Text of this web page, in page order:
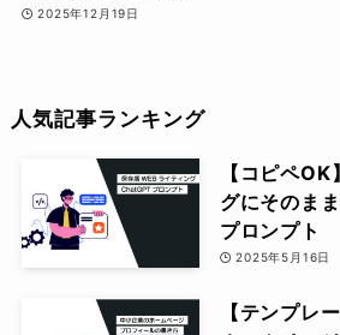
2025年12月19日
人気記事ランキング
【コピペ
グにそのま
プロンプト
2025年5月16日
【テンプレ